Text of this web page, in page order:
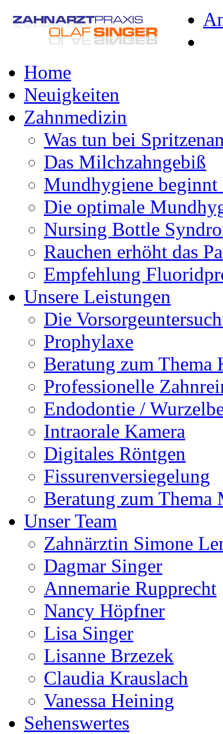
Home
Neuigkeiten
Zahnmedizin
Was tun bei
Das Milchzahngebiß
Mundhygiene beginnt
Die optimale
Nursing Bottle
Rauchen erhöht das
Empfehlung
Unsere Leistungen
Die
Prophylaxe
Beratung zum Thema
Professionelle
Endodontie /
Intraorale Kamera
Digitales Röntgen
Fissurenversiegelung
Beratung zum Thema
Unser Team
Zahnärztin Simone
Dagmar Singer
Annemarie Rupprecht
Nancy Höpfner
Lisa Singer
Lisanne Brzezek
Claudia Krauslach
Vanessa Heining
Sehenswertes